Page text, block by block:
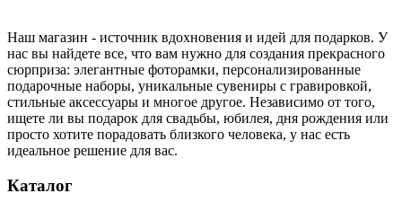
Наш магазин - источник вдохновения и идей для подарков. У
нас вы найдете все, что вам нужно для создания прекрасного
сюрприза: элегантные фоторамки, персонализированные
подарочные наборы, уникальные сувениры с гравировкой,
стильные аксессуары и многое другое. Независимо от того,
ищете ли вы подарок для свадьбы, юбилея, дня рождения или
просто хотите порадовать близкого человека, у нас есть
идеальное решение для вас.
Каталог